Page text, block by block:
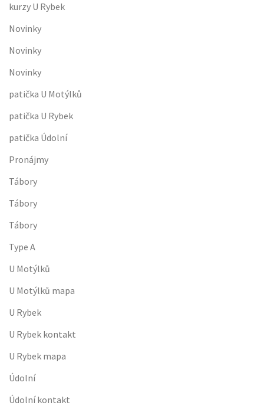
kurzy U Rybek
Novinky
Novinky
Novinky
patička U Motýlků
patička U Rybek
patička Údolní
Pronájmy
Tábory
Tábory
Tábory
Type A
U Motýlků
U Motýlků mapa
U Rybek
U Rybek kontakt
U Rybek mapa
Údolní
Údolní kontakt